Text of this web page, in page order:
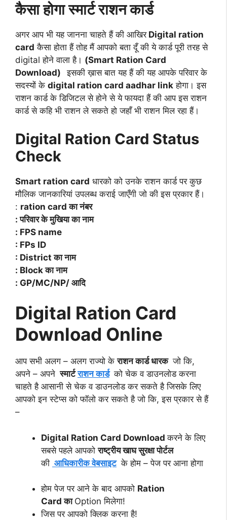
कैसा होगा स्मार्ट राशन कार्ड
अगर आप भी यह जानना चाहते हैं की आखिरDigital ration
card कैसा होता हैं तोह मैं आपको बता दूँ की ये कार्ड पूरी तरह से
digital होने वाला है। (Smart Ration Card
Download)इसकी ख़ास बात यह हैं की यह आपके परिवार के
सदस्यों के digital ration card aadhar link होगा। इस
राशन कार्ड के डिजिटल से होने से ये फायदा हैं की आप इस राशन
कार्ड से कहि भी राशन ले सकते हो जहाँ भी राशन मिल रहा हैं।
Digital Ration Card Status
Check
Smart ration card धारको को उनके राशन कार्ड पर कुछ
मौलिक जानकारियां उपलब्ध कराई जाएँगी जो की इस प्रकार हैं।
: ration card का नंबर
: परिवार के मुखिया का नाम
: FPS name
: FPs ID
: District का नाम
: Block का नाम
: GP/MC/NP/ आदि
Digital Ration Card
Download Online
आप सभी अलग – अलग राज्यो केराशन कार्ड धारक जो कि,
अपने – अपने स्मार्टराशन कार्ड को चेक व डाउनलोड करना
चाहते है आसानी से चेक व डाउनलोड कर सकते है जिसके लिए
आपको इन स्टेप्स को फॉलो कर सकते है जो कि, इस प्रकार से हैं
–
Digital Ration Card Downloadकरने के लिए
सबसे पहले आपकोराष्ट्रीय खाघ सुरक्षा पोर्टल
की आधिकारीक वेबसाइट के होम – पेज पर आना होगा
होम पेज पर आने के बाद आपको Ration
Card का Option मिलेगा!
जिस पर आपको क्लिक करना है!